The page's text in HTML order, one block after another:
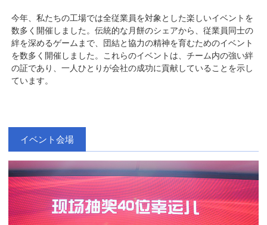
今年、私たちの工場では全従業員を対象とした楽しいイベントを
数多く開催しました。伝統的な月餅のシェアから、従業員同士の
絆を深めるゲームまで、団結と協力の精神を育むためのイベント
を数多く開催しました。これらのイベントは、チーム内の強い絆
の証であり、一人ひとりが会社の成功に貢献していることを示し
ています。
イベント会場